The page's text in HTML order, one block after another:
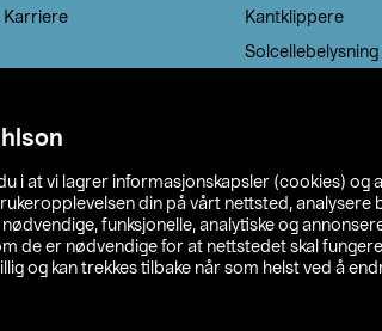
i at vi lagrer informasjonskapsler (cookies) og
din på vårt nettsted, analysere
funksjonelle, analytiske og
de er nødvendige for at nettstedet skal
og kan trekkes tilbake når som helst ved å
Karriere Kantklippere
Solcellebelysning